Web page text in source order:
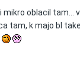
mikro oblacil
tam, k majo bl